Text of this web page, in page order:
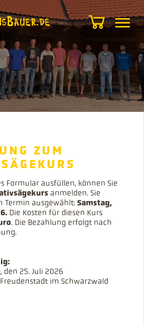
UNS
ZUM
Formular ausfüllen, können Sie
anmelden. Sie
Termin ausgewählt: Samstag,
Die Kosten für diesen Kurs
. Die Bezahlung erfolgt nach
den 25. Juli 2026
im Schwarzwald